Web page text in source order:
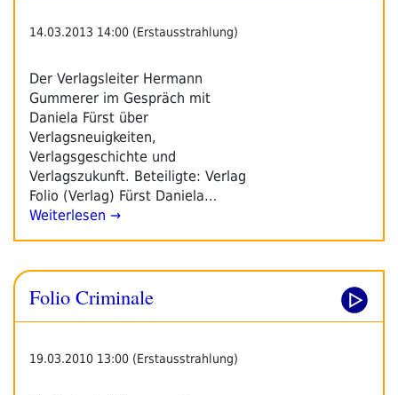
14.03.2013 14:00 (Erstausstrahlung)
Der Verlagsleiter Hermann
Gummerer im Gespräch mit
Daniela Fürst über
Verlagsneuigkeiten,
Verlagsgeschichte und
Verlagszukunft. Beteiligte: Verlag
Folio (Verlag) Fürst Daniela…
Weiterlesen →
Folio Criminale
19.03.2010 13:00 (Erstausstrahlung)